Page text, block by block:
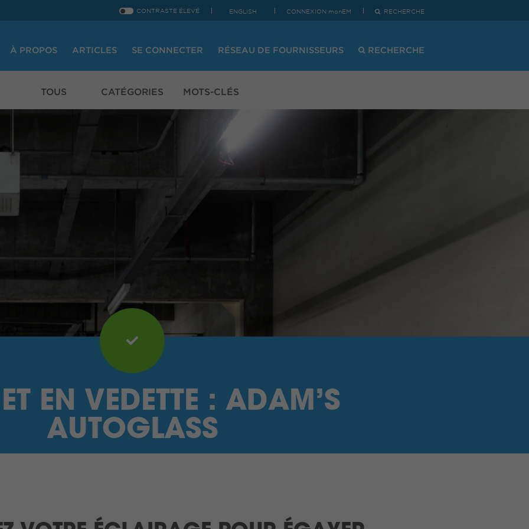
CONTRASTE ÉLEVÉ ENGLISH CONNEXION monEM RECHERCHE
À PROPOS ARTICLES SE CONNECTER RÉSEAU DE FOURNISSEURS RECHERCHE
TOUS CATÉGORIES MOTS-CLÉS
EN VEDETTE : ADAM’S
AUTOGLASS